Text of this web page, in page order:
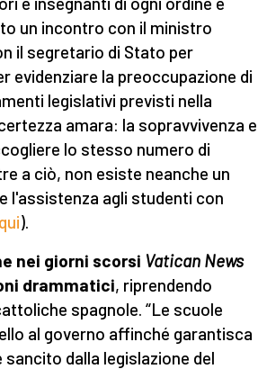
un incontro con il ministro
il segretario di Stato per
evidenziare la preoccupazione di
legislativi previsti nella
amara: la sopravvivenza e
lo stesso numero di
a ciò, non esiste neanche un
l'assistenza agli studenti con
qui).
nei giorni scorsi Vatican News
drammatici, riprendendo
spagnole. “Le scuole
al governo affinché garantisca
dalla legislazione del